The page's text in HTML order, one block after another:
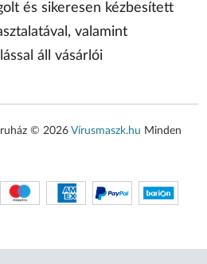
és sikeresen kézbesített
valamint
áll vásárlói
© 2026Vírusmaszk.hu Minden